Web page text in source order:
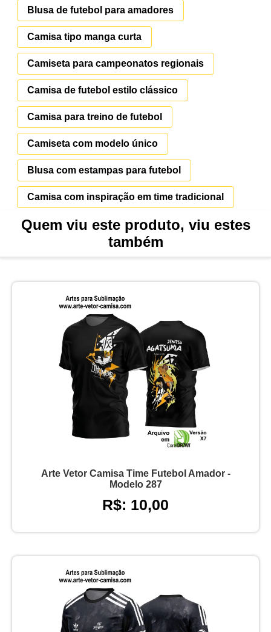
Blusa de futebol para amadores
Camisa tipo manga curta
Camiseta para campeonatos regionais
Camisa de futebol estilo clássico
Camisa para treino de futebol
Camiseta com modelo único
Blusa com estampas para futebol
Camisa com inspiração em time tradicional
Quem viu este produto, viu estes
também
Arte Vetor Camisa Time Futebol Amador -
Modelo 287
R$: 10,00